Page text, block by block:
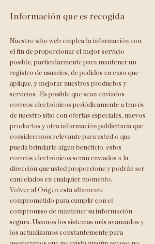
Información que es recogida
Nuestro sitio web emplea la información con
el fin de proporcionar el mejor servicio
posible, particularmente para mantener un
registro de usuarios, de pedidos en caso que
aplique, y mejorar nuestros productos y
servicios. Es posible que sean enviados
correos electrónicos periódicamente a través
de nuestro sitio con ofertas especiales, nuevos
productos y otra información publicitaria que
consideremos relevante para usted o que
pueda brindarle algún beneficio, estos
correos electrónicos serán enviados a la
dirección que usted proporcione y podrán ser
cancelados en cualquier momento.
Volver al Origen está altamente
comprometido para cumplir con el
compromiso de mantener su información
segura. Usamos los sistemas más avanzados y
los actualizamos constantemente para